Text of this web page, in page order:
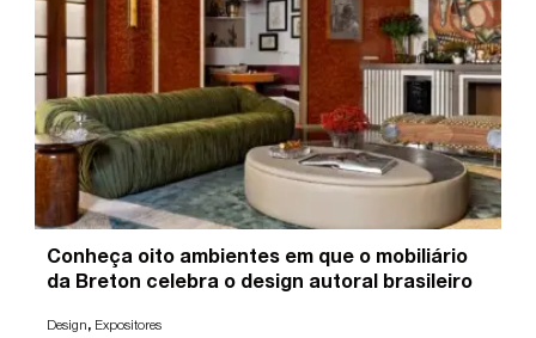
Conheça oito ambientes em que o mobiliário
da Breton celebra o design autoral brasileiro
Design, Expositores